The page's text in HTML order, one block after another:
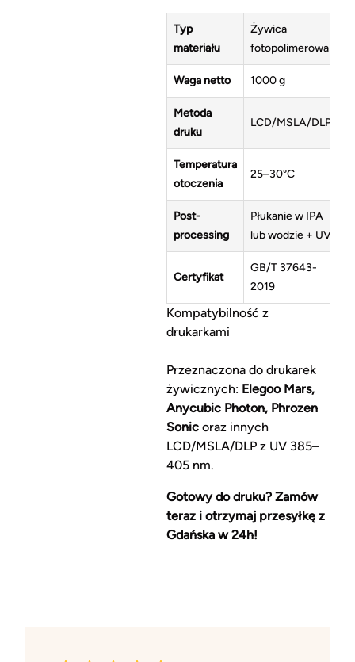
Typ
materiału
Żywica
fotopolimerowa
Waga netto 1000 g
Metoda
druku
LCD/MSLA/DLP
Temperatura
otoczenia
25–30°C
Post-
processing
Płukanie w IPA
lub wodzie + UV
Certyfikat
GB/T 37643-
2019
Kompatybilność z
drukarkami
Przeznaczona do drukarek
żywicznych: Elegoo Mars,
Anycubic Photon, Phrozen
Sonicoraz innych
LCD/MSLA/DLP z UV 385–
405 nm.
Gotowy do druku? Zamów
teraz i otrzymaj przesyłkę z
Gdańska w 24h!